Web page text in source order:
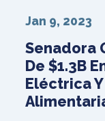
Senadora
De $1.3B
Eléctrica
Jan 9, 2023